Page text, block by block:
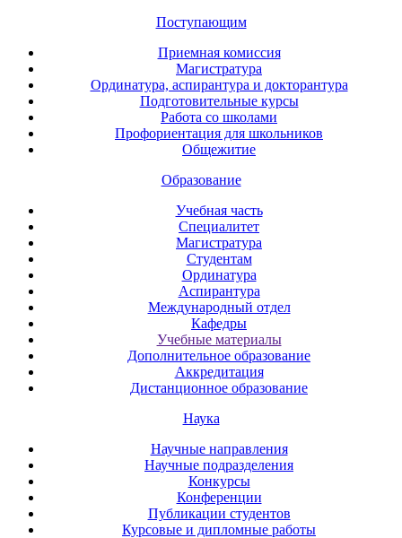
Поступающим
Приемная комиссия
Магистратура
Ординатура, аспирантура и докторантура
Подготовительные курсы
Работа со школами
Профориентация для школьников
Общежитие
Образование
Учебная часть
Специалитет
Магистратура
Студентам
Ординатура
Аспирантура
Международный отдел
Кафедры
Учебные материалы
Дополнительное образование
Аккредитация
Дистанционное образование
Наука
Научные направления
Научные подразделения
Конкурсы
Конференции
Публикации студентов
Курсовые и дипломные работы